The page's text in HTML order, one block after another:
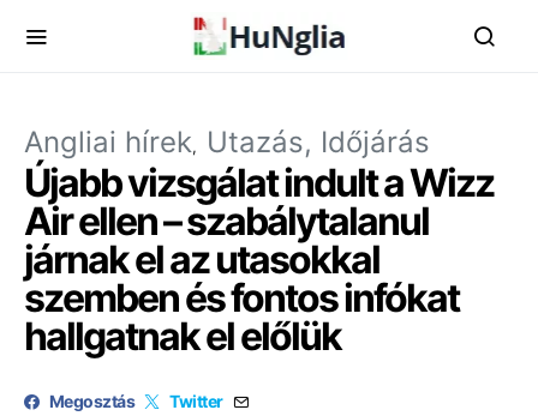
Angliai hírek Utazás, Időjárás
Újabb vizsgálat indult a Wizz
Air ellen – szabálytalanul
járnak el az utasokkal
szemben és fontos infókat
hallgatnak el előlük
Megosztás Twitter